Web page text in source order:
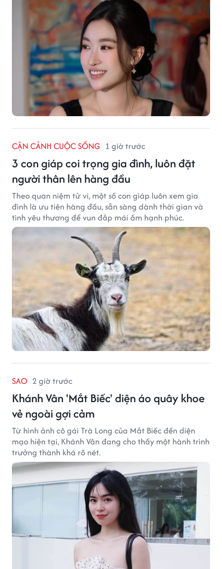
CẬN CẢNH CUỘC SỐNG 1 giờ trước
3 con giáp coi trọng gia đình, luôn đặt
người thân lên hàng đầu
Theo quan niệm tử vi, một số con giáp luôn xem gia
đình là ưu tiên hàng đầu, sẵn sàng dành thời gian và
tình yêu thương để vun đắp mái ấm hạnh phúc.
SAO 2 giờ trước
Khánh Vân 'Mắt Biếc' diện áo quây khoe
vẻ ngoài gợi cảm
Từ hình ảnh cô gái Trà Long của Mắt Biếc đến diện
mạo hiện tại, Khánh Vân đang cho thấy một hành trình
trưởng thành khá rõ nét.